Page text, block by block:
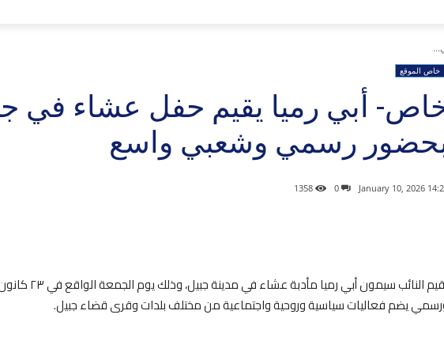
خاص الموقع
أبي رميا يقيم حفل عشاء في
رسمي وشعبي واسع
14:27 2026
0
1358
يقيم النائب سيمون
يضم فعاليات سياسية وروحية واجتماعية من مختلف بلدات وقرى قضاء جبيل.